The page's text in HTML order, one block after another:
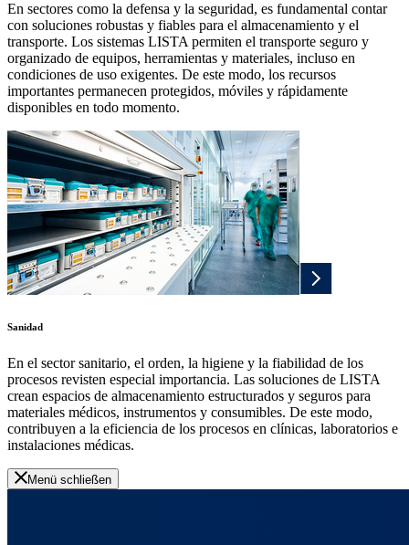
En sectores como la defensa y la seguridad, es fundamental contar
con soluciones robustas y fiables para el almacenamiento y el
transporte. Los sistemas LISTA permiten el transporte seguro y
organizado de equipos, herramientas y materiales, incluso en
condiciones de uso exigentes. De este modo, los recursos
importantes permanecen protegidos, móviles y rápidamente
disponibles en todo momento.
Sanidad
En el sector sanitario, el orden, la higiene y la fiabilidad de los
procesos revisten especial importancia. Las soluciones de LISTA
crean espacios de almacenamiento estructurados y seguros para
materiales médicos, instrumentos y consumibles. De este modo,
contribuyen a la eficiencia de los procesos en clínicas, laboratorios e
instalaciones médicas.
Menü schließen